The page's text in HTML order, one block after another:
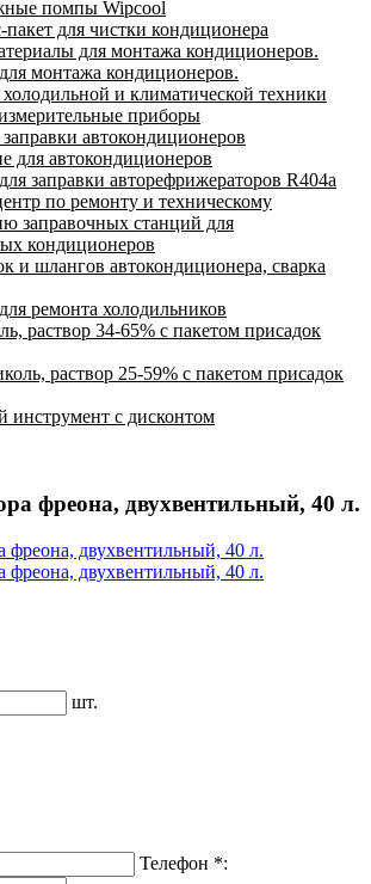
помпы Wipcool
пакет для чистки кондиционера
для монтажа кондиционеров.
монтажа кондиционеров.
и климатической техники
приборы
автокондиционеров
для автокондиционеров
заправки авторефрижераторов R404a
по ремонту и техническому
заправочных станций для
кондиционеров
и шлангов автокондиционера, сварка
ремонта холодильников
раствор 34-65% с пакетом присадок
раствор 25-59% с пакетом присадок
инструмент с дисконтом
фреона, двухвентильный, 40 л.
шт.
Телефон *: